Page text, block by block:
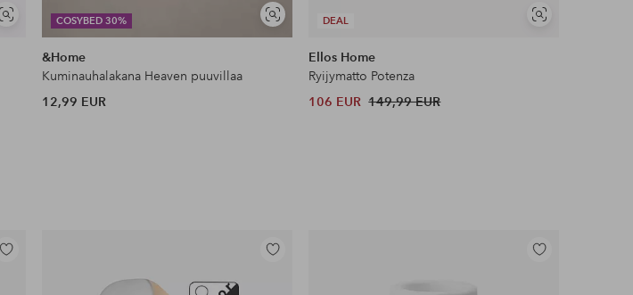
Näytä
samankaltaisia
COSYBED 30%
Näytä
samankaltaisia
&Home
Kuminauhalakana Heaven puuvillaa
12,99 EUR
DEAL
Näytä
Ellos Home
Ryijymatto Potenza
106 EUR 149,99 EUR
Lisää
Lisää
Lisää